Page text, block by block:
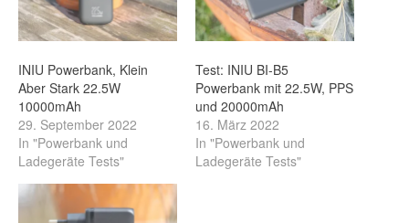
INIU Powerbank, Klein
Aber Stark 22.5W
10000mAh
29. September 2022
In "Powerbank und
Ladegeräte Tests"
Test: INIU BI-B5
Powerbank mit 22.5W, PPS
und 20000mAh
16. März 2022
In "Powerbank und
Ladegeräte Tests"